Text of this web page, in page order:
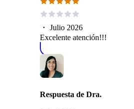
・ Julio 2026
Excelente atención!!!
Respuesta de Dra.